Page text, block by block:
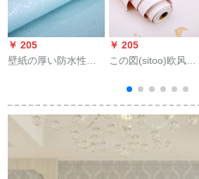
￥ 205
壁紙の厚い防水性
紙を貼って壁紙を貼
ります。
￥ 205
この図(sitoo)欧风の
い粘着式の壁纸PVC
粘着式の壁纸は直接
にベド寮の家具を贴
って、新しい10メト
ルの服3024ピンクの